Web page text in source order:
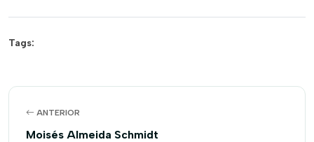
Tags:
ANTERIOR
Moisés Almeida Schmidt